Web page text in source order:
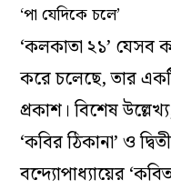
‘পা যেদিকে চলে’
‘কলকাতা ২১’ যেসব
করে চলেছে, তার
প্রকাশ। বিশেষ
‘কবির ঠিকানা’ ও
বন্দ্যোপাধ্যায়ের